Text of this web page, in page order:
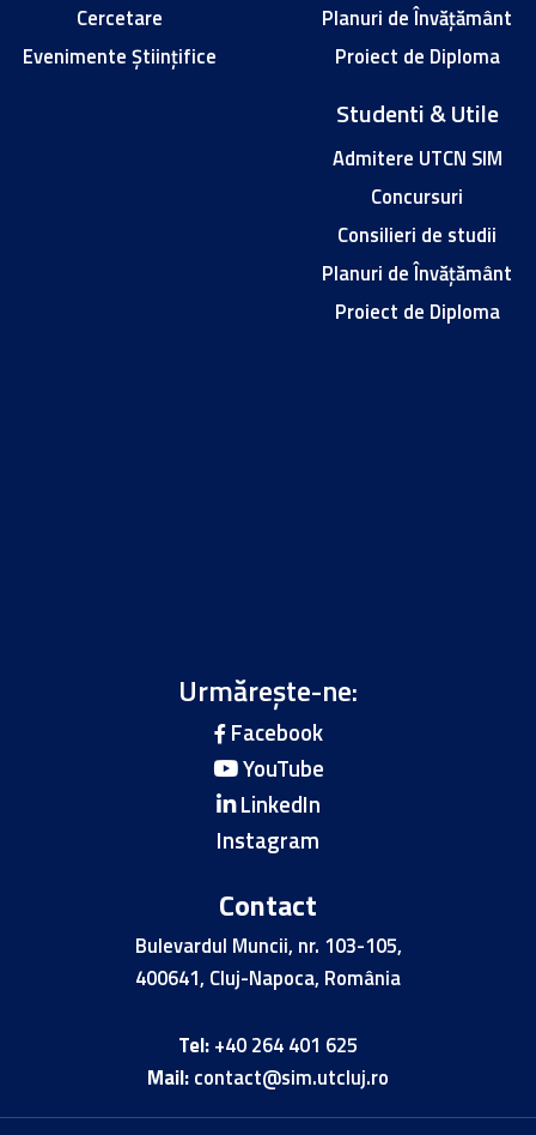
Cercetare
Evenimente Științifice
Planuri de Învățământ
Proiect de Diploma
Studenti & Utile
Admitere UTCN SIM
Concursuri
Consilieri de studii
Planuri de Învățământ
Proiect de Diploma
Urmărește-ne:
Facebook
YouTube
LinkedIn
Instagram
Contact
Bulevardul Muncii, nr. 103-105,
400641, Cluj-Napoca, România
Tel: +40 264 401 625
Mail: contact@sim.utcluj.ro